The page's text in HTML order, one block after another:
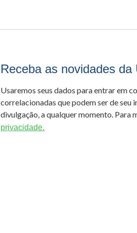
Receba as novidades da
Usaremos seus dados para entrar em
correlacionadas que podem ser de seu
divulgação, a qualquer momento. Para
privacidade.